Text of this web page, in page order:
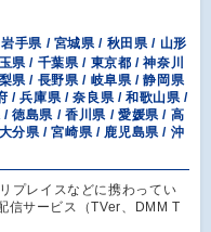
手県 / 宮城県 / 秋田県 / 山形
県 / 千葉県 / 東京都 / 神奈川
県 / 長野県 / 岐阜県 / 静岡県
/ 兵庫県 / 奈良県 / 和歌山県 /
徳島県 / 香川県 / 愛媛県 / 高
分県 / 宮崎県 / 鹿児島県 / 沖
プレイスなどに携わってい
サービス（TVer、DMM T